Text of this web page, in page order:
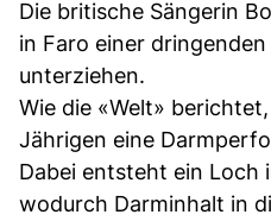
Die britische Sängerin
in Faro einer
unterziehen.
Wie die «Welt»
Jährigen eine
Dabei entsteht ein Loch
wodurch Darminhalt in